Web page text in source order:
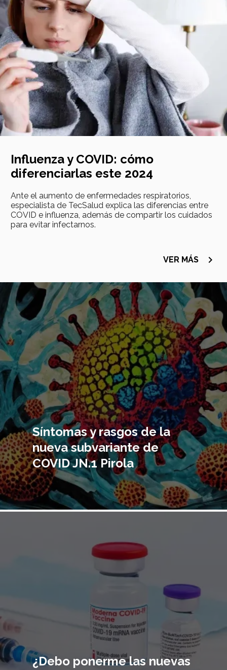
Influenza y COVID: cómo
diferenciarlas este 2024
Ante el aumento de enfermedades respiratorios,
especialista de TecSalud explica las diferencias entre
COVID e influenza, además de compartir los cuidados
para evitar infectarnos.
VER MÁS navigate_next
Imagen
principal
Síntomas y rasgos de la
nueva subvariante de
COVID JN.1 Pirola
¿Debo ponerme las nuevas